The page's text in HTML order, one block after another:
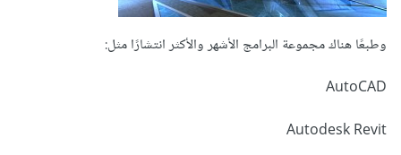
وطبعًا هناك مجموعة البرامج الأشهر والأكثر انتشارًا مثل:
AutoCAD
Autodesk Revit